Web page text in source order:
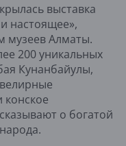
выставка
настоящее»,
музеев Алматы.
200 уникальных
Кунанбайулы,
о богатой